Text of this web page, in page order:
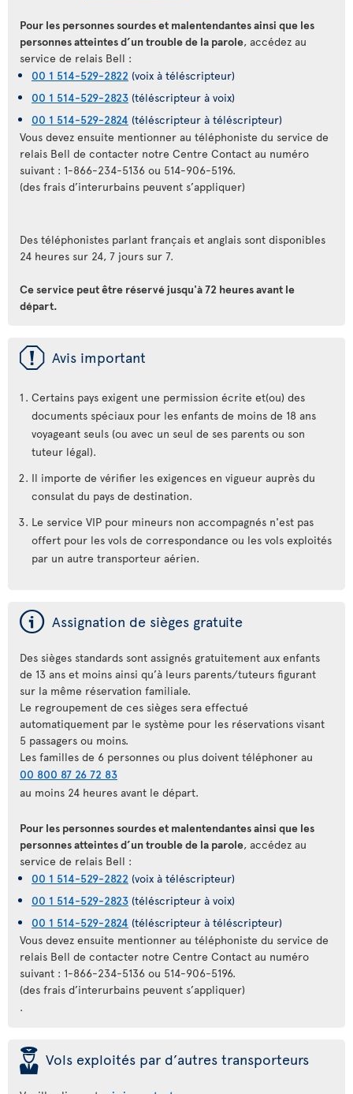
Pour les personnes sourdes et malentendantes ainsi que les
personnes atteintes d’un trouble de la parole, accédez au
service de relais Bell :
00 1 514-529-2822 (voix à téléscripteur)
00 1 514-529-2823 (téléscripteur à voix)
00 1 514-529-2824 (téléscripteur à téléscripteur)
Vous devez ensuite mentionner au téléphoniste du service de
relais Bell de contacter notre Centre Contact au numéro
suivant : 1-866-234-5136 ou 514-906-5196.
(des frais d’interurbains peuvent s’appliquer)
Des téléphonistes parlant français et anglais sont disponibles
24 heures sur 24, 7 jours sur 7.
Ce service peut être réservé jusqu'à 72 heures avant le
départ.
ü Avis important
Certains pays exigent une permission écrite et(ou) des
documents spéciaux pour les enfants de moins de 18 ans
voyageant seuls (ou avec un seul de ses parents ou son
tuteur légal).
Il importe de vérifier les exigences en vigueur auprès du
consulat du pays de destination.
Le service VIP pour mineurs non accompagnés n'est pas
offert pour les vols de correspondance ou les vols exploités
par un autre transporteur aérien.
ý Assignation de sièges gratuite
Des sièges standards sont assignés gratuitement aux enfants
de 13 ans et moins ainsi qu’à leurs parents/tuteurs figurant
sur la même réservation familiale.
Le regroupement de ces sièges sera effectué
automatiquement par le système pour les réservations visant
5 passagers ou moins.
Les familles de 6 personnes ou plus doivent téléphoner au
00 800 87 26 72 83
au moins 24 heures avant le départ.
Pour les personnes sourdes et malentendantes ainsi que les
personnes atteintes d’un trouble de la parole, accédez au
service de relais Bell :
00 1 514-529-2822 (voix à téléscripteur)
00 1 514-529-2823 (téléscripteur à voix)
00 1 514-529-2824 (téléscripteur à téléscripteur)
Vous devez ensuite mentionner au téléphoniste du service de
relais Bell de contacter notre Centre Contact au numéro
suivant : 1-866-234-5136 ou 514-906-5196.
(des frais d’interurbains peuvent s’appliquer)
.
þ Vols exploités par d’autres transporteurs